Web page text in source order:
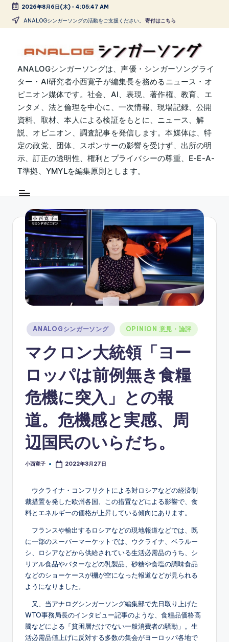
Skip
2026年8月6日(木)- 4:05:47 AM
ANALOGシンガーソングの活動をご支援ください。 寄付はこちら
A
N
A
L
O
G
シ
ン
ー
ソ
ン
グ
ANALOGシンガーソングは、声優・シンガーソングライ
ター・AI研究者小西寛子が編集長を務めるニュース・オ
ピニオン媒体です。社会、AI、表現、著作権、教育、エ
ンタメ、法と倫理を中心に、一次情報、現場記録、公開
資料、取材、本人による検証をもとに、ニュース、解
説、オピニオン、調査記事を発信します。本媒体は、特
定の政党、団体、スポンサーの影響を受けず、出所の明
示、訂正の透明性、権利とプライバシーの尊重、E-E-A-
T準拠、YMYLを編集原則とします。
Posted
in
ANALOGシンガーソング OPINION 意見・論評
マクロン大統領「ヨー
ロッパは前例無き食糧
危機に突入」との報
道。危機感と実感、周
辺国民のいらだち。
Posted
小西寛子 2022年3月27日
ウクライナ・コンフリクトによる対ロシアなどの経済制
裁措置を発した欧州各国、この措置などによる影響で、食
料とエネルギーの価格が上昇している傾向にあります。
フランスや輸出するロシアなどの現地報道などでは、既
に一部のスーパーマーケットでは、ウクライナ、ベラルー
シ、ロシアなどから供給されている生活必需品のうち、シ
リアル食品やバターなどの乳製品、砂糖や食塩の調味食品
などのショーケースが棚が空になった報道などが見られる
ようになりました。
又、当アナログシンガーソング編集部で先日取り上げた
WTO事務局長のインタビュー記事のような、食糧品価格高
騰などによる「貧困層だけでない一般消費者の騒動」。生
活必需品値上げに反対する多数の集会がヨーロッパ各地で